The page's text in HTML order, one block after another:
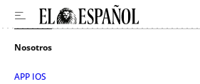
Nosotros
APP IOS